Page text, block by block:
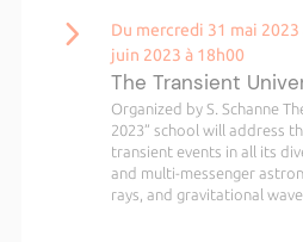
Du mercredi 31 mai
juin 2023 à 18h00
The Transient
Organized by S. Schanne
2023” school will address
transient events in all its
and multi-messenger
rays, and gravitational